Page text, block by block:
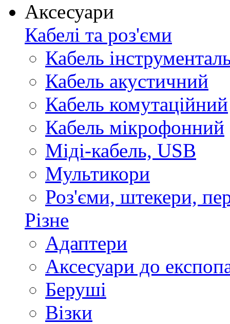
Аксесуари
Кабелі та роз'єми
Кабель
Кабель акустичний
Кабель комутаційний
Кабель мікрофонний
Міді-кабель, USB
Мультикори
Роз'єми, штекери,
Різне
Адаптери
Аксесуари до
Беруші
Візки